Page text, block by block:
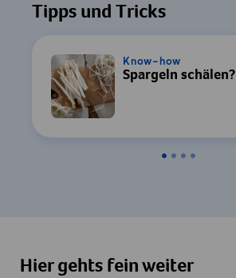
Tipps und Tricks
Know-how
Spargeln schälen?
Hier gehts fein weiter